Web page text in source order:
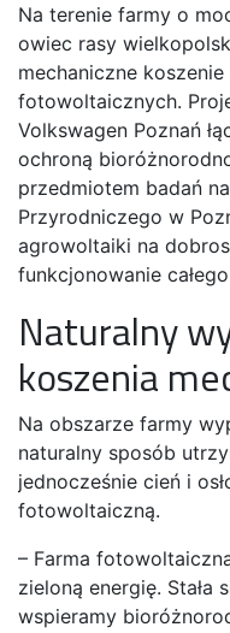
Na terenie farmy o
owiec rasy
mechaniczne
fotowoltaicznych.
Volkswagen Poznań
ochroną
przedmiotem badań
Przyrodniczego w
agrowoltaiki na
funkcjonowanie
Naturalny
koszenia
Na obszarze farmy
naturalny sposób
jednocześnie cień i
fotowoltaiczną.
– Farma
zieloną energię. Stała
wspieramy